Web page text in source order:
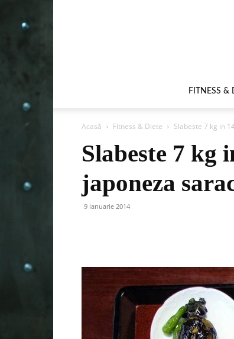
FITNESS &
Acasă Fitness & Diete Slabeste 7 kg in
Slabeste 7 kg
japoneza
9 ianuarie 2014